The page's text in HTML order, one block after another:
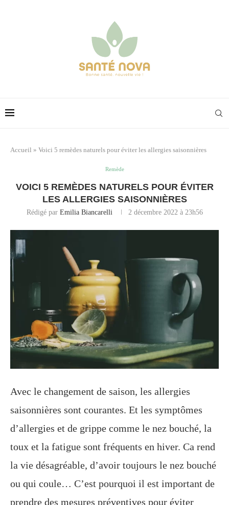
Accueil » Voici 5 remèdes naturels pour éviter les allergies saisonnières
Remède
VOICI 5 REMÈDES NATURELS POUR ÉVITER
LES ALLERGIES SAISONNIÈRES
Rédigé par Emilia Biancarelli 2 décembre 2022 à 23h56
Avec le changement de saison, les allergies
saisonnières sont courantes. Et les symptômes
d’allergies et de grippe comme le nez bouché, la
toux et la fatigue sont fréquents en hiver. Ca rend
la vie désagréable, d’avoir toujours le nez bouché
ou qui coule… C’est pourquoi il est important de
prendre des mesures préventives pour éviter